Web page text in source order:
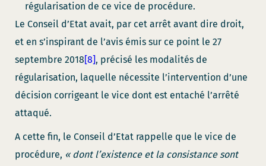
régularisation de ce vice de procédure.
Le Conseil d’Etat avait, par cet arrêt avant dire droit,
et en s’inspirant de l’avis émis sur ce point le 27
septembre 2018[8], précisé les modalités de
régularisation, laquelle nécessite l’intervention d’une
décision corrigeant le vice dont est entaché l’arrêté
attaqué.
A cette fin, le Conseil d’Etat rappelle que le vice de
procédure, « dont l’existence et la consistance sont